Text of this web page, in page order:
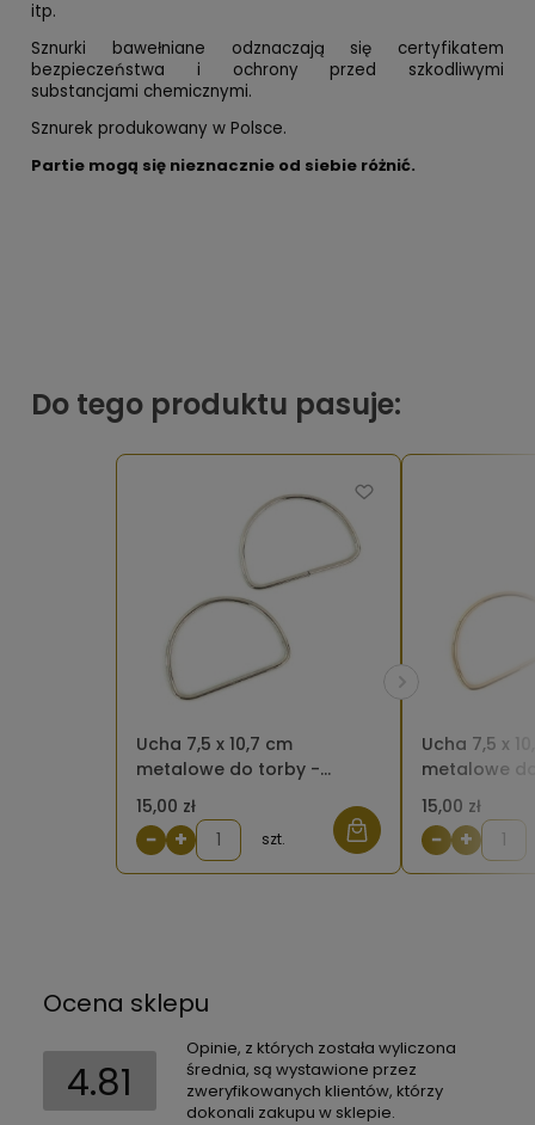
itp.
Sznurki bawełniane odznaczają się certyfikatem
bezpieczeństwa i ochrony przed szkodliwymi
substancjami chemicznymi.
Sznurek produkowany w Polsce.
Partie mogą się nieznacznie od siebie różnić.
Do tego produktu pasuje:
Ucha 7,5 x 10,7 cm
metalowe do torby -
półkole srebrne (2 sztuki)
15,00 zł
− + szt.
Ucha 7,5 x
metalowe
półkole
15,00 zł
− +
Ocena sklepu
4.81
Opinie, z których została wyliczona
średnia, są wystawione przez
zweryfikowanych klientów, którzy
dokonali zakupu w sklepie.